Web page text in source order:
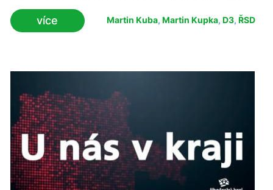
nádraží, měří dohromady 28,4 kilometru a zahrnují i
dálniční obchvat Českých Budějovic s téměř
kilometrovým tunelem Pohůrka.
více Martin Kuba,Martin Kupka,D3,ŘSD